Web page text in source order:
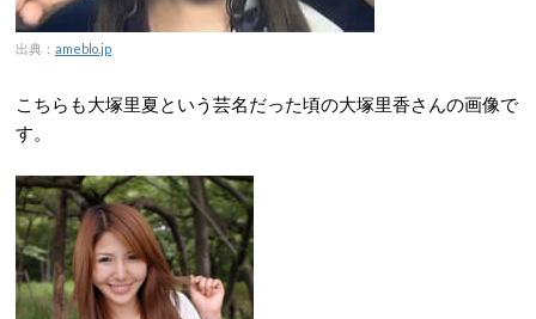
出典： ameblo.jp
こちらも大塚里夏という芸名だった頃の大塚里香さんの画像で
す。